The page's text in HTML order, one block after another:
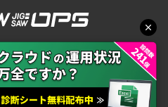
サイトポリシー